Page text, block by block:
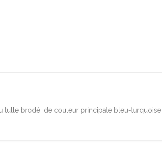
tulle brodé, de couleur principale bleu-